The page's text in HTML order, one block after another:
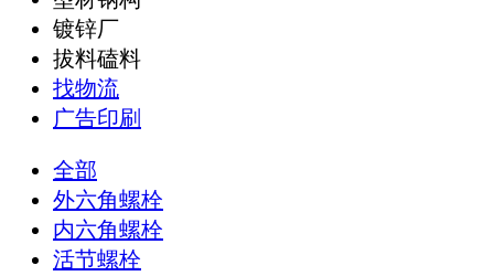
镀锌厂
拔料磕料
找物流
广告印刷
全部
外六角螺栓
内六角螺栓
活节螺栓